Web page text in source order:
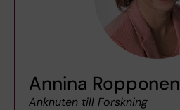
Annina Ropponen
Anknuten till Forskning